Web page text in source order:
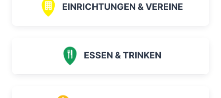
EINRICHTUNGEN & VEREINE
ESSEN & TRINKEN